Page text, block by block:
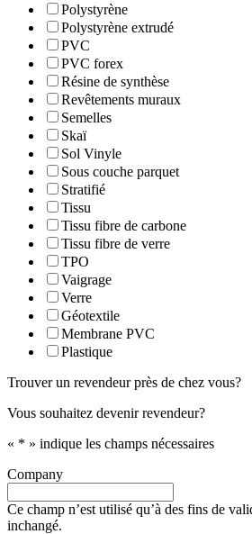
Polystyrène
Polystyrène extrudé
PVC
PVC forex
Résine de synthèse
Revêtements muraux
Semelles
Skaï
Sol Vinyle
Sous couche parquet
Stratifié
Tissu
Tissu fibre de carbone
Tissu fibre de verre
TPO
Vaigrage
Verre
Géotextile
Membrane PVC
Plastique
Trouver un revendeur près de chez vous?
Vous souhaitez devenir revendeur?
« * » indique les champs nécessaires
Company
Ce champ n’est utilisé qu’à des fins de
inchangé.